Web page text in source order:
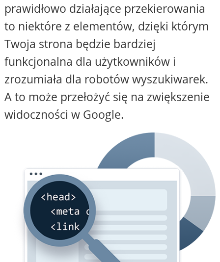
prawidłowo działające przekierowania
to niektóre z elementów, dzięki którym
Twoja strona będzie bardziej
funkcjonalna dla użytkowników i
zrozumiała dla robotów wyszukiwarek.
A to może przełożyć się na zwiększenie
widoczności w Google.